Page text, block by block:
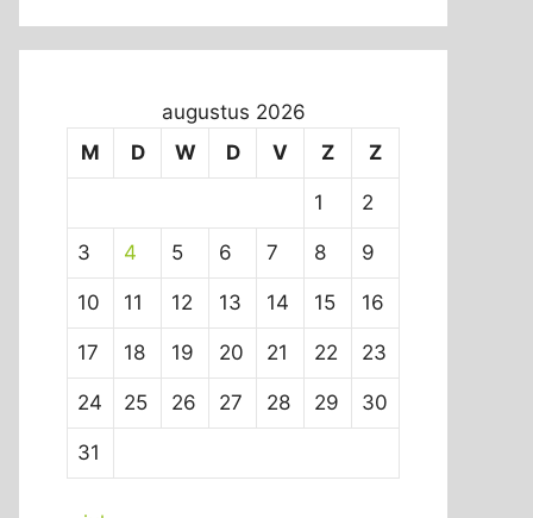
augustus 2026
M
D W D V Z Z
1 2
3 4 5 6 7 8 9
10 11 12 13 14 15 16
17 18 19 20 21 22 23
24 25 26 27 28 29 30
31